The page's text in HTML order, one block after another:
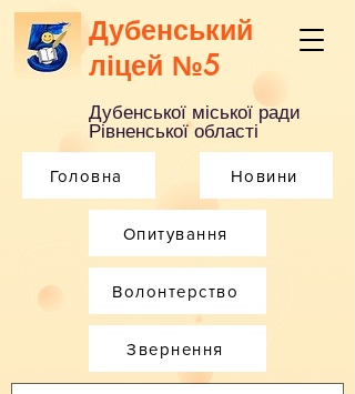
Дубенський
ліцей №5
Дубенської міської ради
Рівненської області
Головна Новини
Опитування
Волонтерство
Звернення